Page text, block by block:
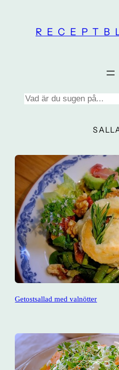
Search
Getostsallad med valnötter